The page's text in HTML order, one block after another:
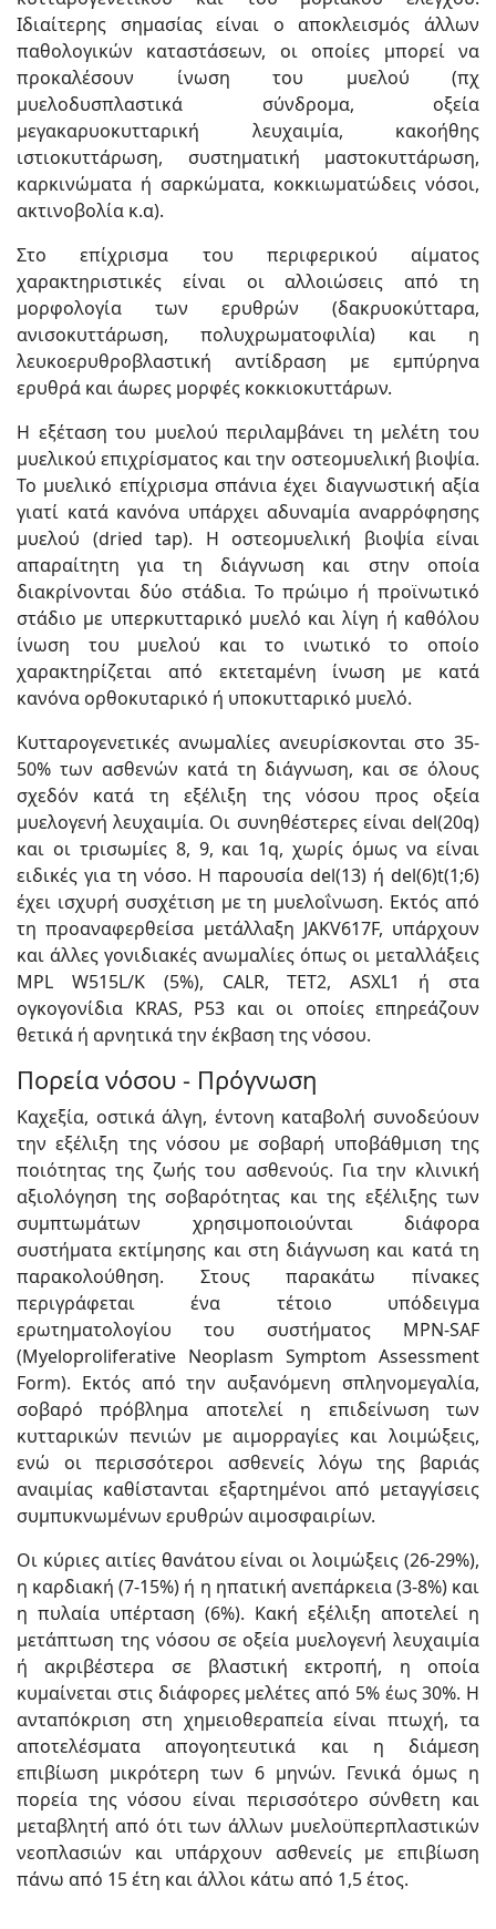
Ιδιαίτερης σημασίας είναι ο αποκλεισμός άλλων
παθολογικών καταστάσεων, οι οποίες μπορεί να
προκαλέσουν ίνωση του μυελού (πχ
μυελοδυσπλαστικά σύνδρομα, οξεία
μεγακαρυοκυτταρική λευχαιμία, κακοήθης
ιστιοκυττάρωση, συστηματική μαστοκυττάρωση,
καρκινώματα ή σαρκώματα, κοκκιωματώδεις νόσοι,
ακτινοβολία κ.α).
Στο επίχρισμα του περιφερικού αίματος
χαρακτηριστικές είναι οι αλλοιώσεις από τη
μορφολογία των ερυθρών (δακρυοκύτταρα,
ανισοκυττάρωση, πολυχρωματοφιλία) και η
λευκοερυθροβλαστική αντίδραση με εμπύρηνα
ερυθρά και άωρες μορφές κοκκιοκυττάρων.
Η εξέταση του μυελού περιλαμβάνει τη μελέτη του
μυελικού επιχρίσματος και την οστεομυελική βιοψία.
Το μυελικό επίχρισμα σπάνια έχει διαγνωστική αξία
γιατί κατά κανόνα υπάρχει αδυναμία αναρρόφησης
μυελού (dried tap). Η οστεομυελική βιοψία είναι
απαραίτητη για τη διάγνωση και στην οποία
διακρίνονται δύο στάδια. Το πρώιμο ή προϊνωτικό
στάδιο με υπερκυτταρικό μυελό και λίγη ή καθόλου
ίνωση του μυελού και το ινωτικό το οποίο
χαρακτηρίζεται από εκτεταμένη ίνωση με κατά
κανόνα ορθοκυταρικό ή υποκυτταρικό μυελό.
Κυτταρογενετικές ανωμαλίες ανευρίσκονται στο 35-
50% των ασθενών κατά τη διάγνωση, και σε όλους
σχεδόν κατά τη εξέλιξη της νόσου προς οξεία
μυελογενή λευχαιμία. Οι συνηθέστερες είναι del(20q)
και οι τρισωμίες 8, 9, και 1q, χωρίς όμως να είναι
ειδικές για τη νόσο. Η παρουσία del(13) ή del(6)t(1;6)
έχει ισχυρή συσχέτιση με τη μυελοΐνωση. Εκτός από
τη προαναφερθείσα μετάλλαξη JAKV617F, υπάρχουν
και άλλες γονιδιακές ανωμαλίες όπως οι μεταλλάξεις
MPL W515L/K (5%), CALR, TET2, ASXL1 ή στα
ογκογονίδια KRAS, P53 και οι οποίες επηρεάζουν
θετικά ή αρνητικά την έκβαση της νόσου.
Πορεία νόσου - Πρόγνωση
Καχεξία, οστικά άλγη, έντονη καταβολή συνοδεύουν
την εξέλιξη της νόσου με σοβαρή υποβάθμιση της
ποιότητας της ζωής του ασθενούς. Για την κλινική
αξιολόγηση της σοβαρότητας και της εξέλιξης των
συμπτωμάτων χρησιμοποιούνται διάφορα
συστήματα εκτίμησης και στη διάγνωση και κατά τη
παρακολούθηση. Στους παρακάτω πίνακες
περιγράφεται ένα τέτοιο υπόδειγμα
ερωτηματολογίου του συστήματος MPN-SAF
(Myeloproliferative Neoplasm Symptom Assessment
Form). Εκτός από την αυξανόμενη σπληνομεγαλία,
σοβαρό πρόβλημα αποτελεί η επιδείνωση των
κυτταρικών πενιών με αιμορραγίες και λοιμώξεις,
ενώ οι περισσότεροι ασθενείς λόγω της βαριάς
αναιμίας καθίστανται εξαρτημένοι από μεταγγίσεις
συμπυκνωμένων ερυθρών αιμοσφαιρίων.
Οι κύριες αιτίες θανάτου είναι οι λοιμώξεις (26-29%),
η καρδιακή (7-15%) ή η ηπατική ανεπάρκεια (3-8%) και
η πυλαία υπέρταση (6%). Κακή εξέλιξη αποτελεί η
μετάπτωση της νόσου σε οξεία μυελογενή λευχαιμία
ή ακριβέστερα σε βλαστική εκτροπή, η οποία
κυμαίνεται στις διάφορες μελέτες από 5% έως 30%. Η
ανταπόκριση στη χημειοθεραπεία είναι πτωχή, τα
αποτελέσματα απογοητευτικά και η διάμεση
επιβίωση μικρότερη των 6 μηνών. Γενικά όμως η
πορεία της νόσου είναι περισσότερο σύνθετη και
μεταβλητή από ότι των άλλων μυελοϋπερπλαστικών
νεοπλασιών και υπάρχουν ασθενείς με επιβίωση
πάνω από 15 έτη και άλλοι κάτω από 1,5 έτος.